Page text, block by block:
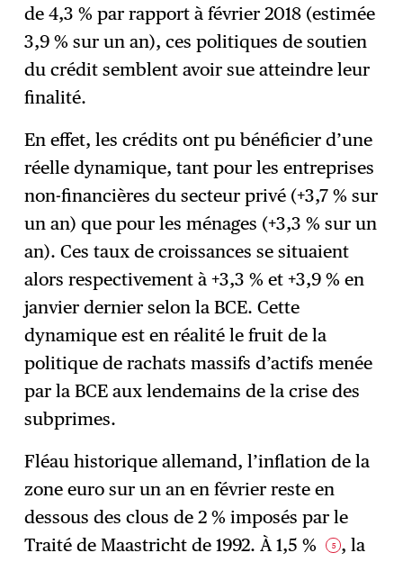
de 4,3 % par rapport à février 2018 (estimée
3,9 % sur un an), ces politiques de soutien
du crédit semblent avoir sue atteindre leur
finalité.
En effet, les crédits ont pu bénéficier d’une
réelle dynamique, tant pour les entreprises
non-financières du secteur privé (+3,7 % sur
un an) que pour les ménages (+3,3 % sur un
an). Ces taux de croissances se situaient
alors respectivement à +3,3 % et +3,9 % en
janvier dernier selon la BCE. Cette
dynamique est en réalité le fruit de la
politique de rachats massifs d’actifs menée
par la BCE aux lendemains de la crise des
subprimes.
Fléau historique allemand, l’inflation de la
zone euro sur un an en février reste en
dessous des clous de 2 % imposés par le
Traité de Maastricht de 1992. À 1,5 % 5 , la